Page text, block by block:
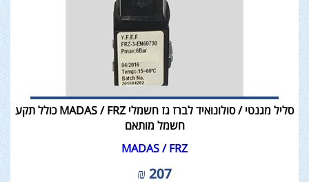
סליל מגנטי / סולונואיד לברז גז חשמלי MADAS / FRZ כולל תקע
חשמל מותאם
MADAS / FRZ
207
₪